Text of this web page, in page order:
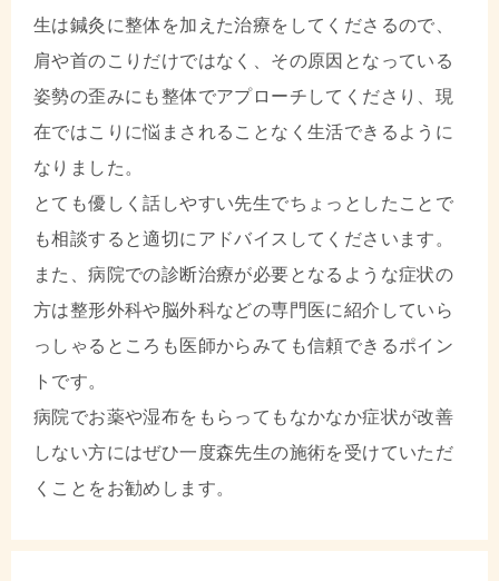
生は鍼灸に整体を加えた治療をしてくださるので、
肩や首のこりだけではなく、その原因となっている
姿勢の歪みにも整体でアプローチしてくださり、現
在ではこりに悩まされることなく生活できるように
なりました。
とても優しく話しやすい先生でちょっとしたことで
も相談すると適切にアドバイスしてくださいます。
また、病院での診断治療が必要となるような症状の
方は整形外科や脳外科などの専門医に紹介していら
っしゃるところも医師からみても信頼できるポイン
トです。
病院でお薬や湿布をもらってもなかなか症状が改善
しない方にはぜひ一度森先生の施術を受けていただ
くことをお勧めします。